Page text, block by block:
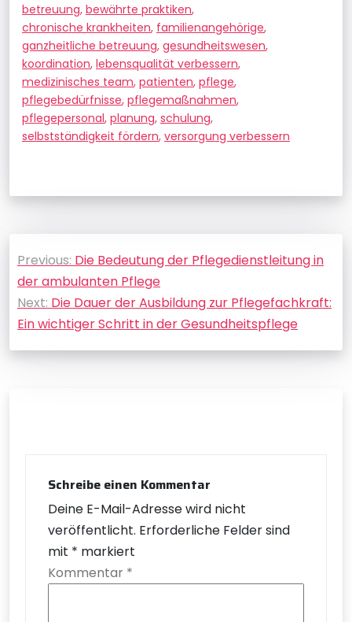
betreuung, bewährte praktiken,
chronische krankheiten, familienangehörige,
ganzheitliche betreuung, gesundheitswesen,
koordination, lebensqualität verbessern,
medizinisches team, patienten, pflege,
pflegebedürfnisse, pflegemaßnahmen,
pflegepersonal, planung, schulung,
selbstständigkeit fördern, versorgung verbessern
Beitragsnavigation
Previous: Die Bedeutung der Pflegedienstleitung in
der ambulanten Pflege
Next: Die Dauer der Ausbildung zur Pflegefachkraft:
Ein wichtiger Schritt in der Gesundheitspflege
Schreibe einen Kommentar
Deine E-Mail-Adresse wird nicht
veröffentlicht. Erforderliche Felder sind
mit * markiert
Kommentar *